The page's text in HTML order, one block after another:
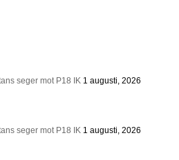
seger mot P18 IK 1 augusti, 2026
seger mot P18 IK 1 augusti, 2026